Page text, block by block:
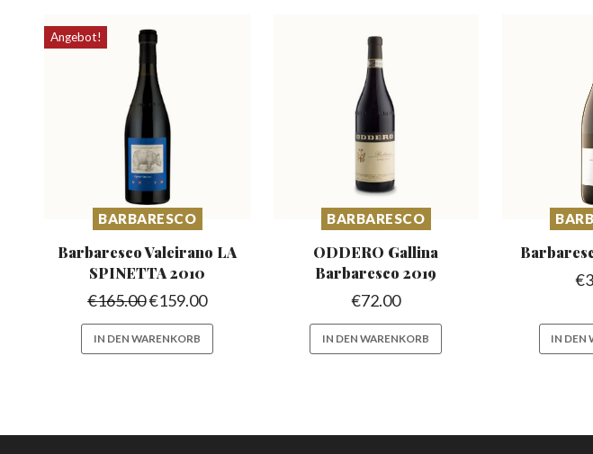
Angebot!
BARBARESCO
Barbaresco Valeirano LA
SPINETTA 2010
€165.00€159.00
IN DEN WARENKORB
BARBARESCO
ODDERO Gallina
Barbaresco2019
€72.00
IN DEN WARENKORB
€
IN DEN